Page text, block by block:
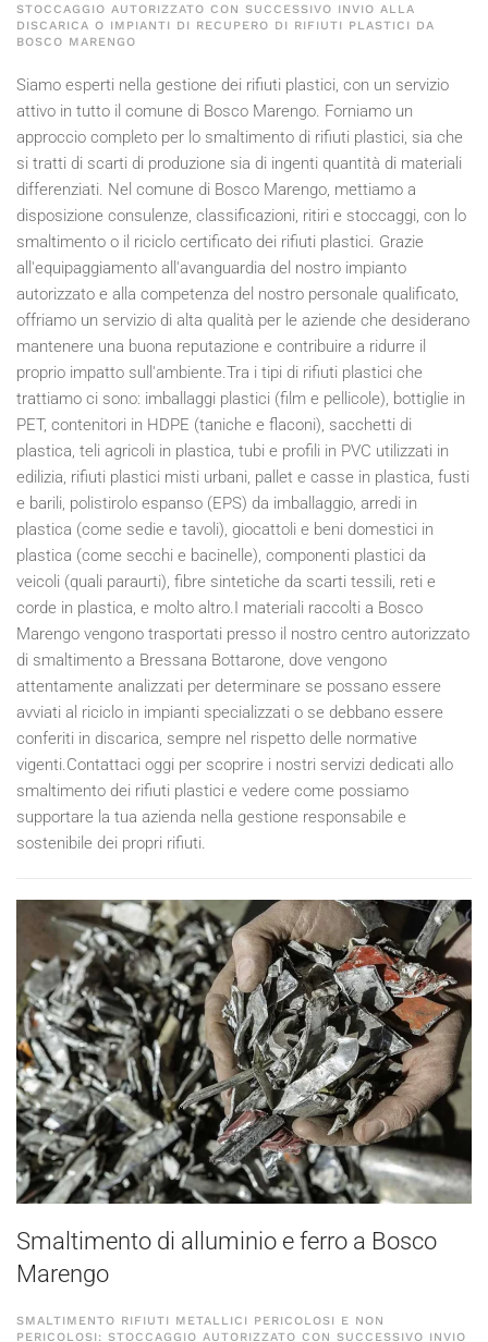
STOCCAGGIO AUTORIZZATO CON SUCCESSIVO INVIO ALLA
DISCARICA O IMPIANTI DI RECUPERO DI RIFIUTI PLASTICI DA
BOSCO MARENGO
Siamo esperti nella gestione dei rifiuti plastici, con un servizio
attivo in tutto il comune di Bosco Marengo. Forniamo un
approccio completo per lo smaltimento di rifiuti plastici, sia che
si tratti di scarti di produzione sia di ingenti quantità di materiali
differenziati. Nel comune di Bosco Marengo, mettiamo a
disposizione consulenze, classificazioni, ritiri e stoccaggi, con lo
smaltimento o il riciclo certificato dei rifiuti plastici. Grazie
all'equipaggiamento all'avanguardia del nostro impianto
autorizzato e alla competenza del nostro personale qualificato,
offriamo un servizio di alta qualità per le aziende che desiderano
mantenere una buona reputazione e contribuire a ridurre il
proprio impatto sull'ambiente.Tra i tipi di rifiuti plastici che
trattiamo ci sono: imballaggi plastici (film e pellicole), bottiglie in
PET, contenitori in HDPE (taniche e flaconi), sacchetti di
plastica, teli agricoli in plastica, tubi e profili in PVC utilizzati in
edilizia, rifiuti plastici misti urbani, pallet e casse in plastica, fusti
e barili, polistirolo espanso (EPS) da imballaggio, arredi in
plastica (come sedie e tavoli), giocattoli e beni domestici in
plastica (come secchi e bacinelle), componenti plastici da
veicoli (quali paraurti), fibre sintetiche da scarti tessili, reti e
corde in plastica, e molto altro.I materiali raccolti a Bosco
Marengo vengono trasportati presso il nostro centro autorizzato
di smaltimento a Bressana Bottarone, dove vengono
attentamente analizzati per determinare se possano essere
avviati al riciclo in impianti specializzati o se debbano essere
conferiti in discarica, sempre nel rispetto delle normative
vigenti.Contattaci oggi per scoprire i nostri servizi dedicati allo
smaltimento dei rifiuti plastici e vedere come possiamo
supportare la tua azienda nella gestione responsabile e
sostenibile dei propri rifiuti.
Smaltimento di alluminio e ferro a Bosco
Marengo
SMALTIMENTO RIFIUTI METALLICI PERICOLOSI E NON
PERICOLOSI: STOCCAGGIO AUTORIZZATO CON SUCCESSIVO INVIO